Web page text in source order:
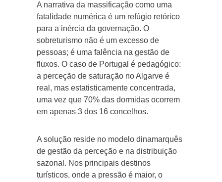
A narrativa da massificação como uma
fatalidade numérica é um refúgio retórico
para a inércia da governação. O
sobreturismo não é um excesso de
pessoas; é uma falência na gestão de
fluxos. O caso de Portugal é pedagógico:
a perceção de saturação no Algarve é
real, mas estatisticamente concentrada,
uma vez que 70% das dormidas ocorrem
em apenas 3 dos 16 concelhos.
A solução reside no modelo dinamarquês
de gestão da perceção e na distribuição
sazonal. Nos principais destinos
turísticos, onde a pressão é maior, o